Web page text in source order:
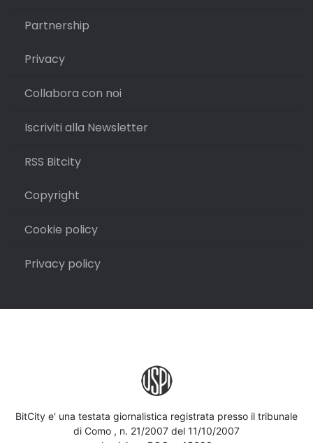
Partnership
Privacy
Collabora con noi
Iscriviti alla Newsletter
RSS Bitcity
Copyright
Cookie policy
Privacy policy
BitCity e' una testata giornalistica registrata presso il tribunale
di Como , n. 21/2007 del 11/10/2007